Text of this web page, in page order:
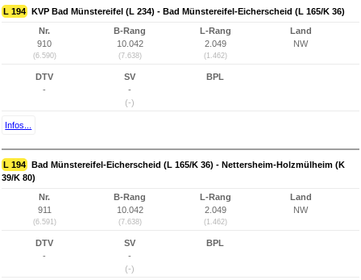
L 194 KVP Bad Münstereifel (L 234) - Bad Münstereifel-Eicherscheid (L 165/K 36)
Nr.
910
(6.590)
B-Rang
10.042
(7.638)
L-Rang
2.049
(1.462)
Land
NW
DTV
-
SV
-
(-)
BPL
Infos...
L 194 Bad Münstereifel-Eicherscheid (L 165/K 36) - Nettersheim-Holzmülheim (K
39/K 80)
Nr.
911
(6.591)
B-Rang
10.042
(7.638)
L-Rang
2.049
(1.462)
Land
NW
DTV
-
SV
-
(-)
BPL